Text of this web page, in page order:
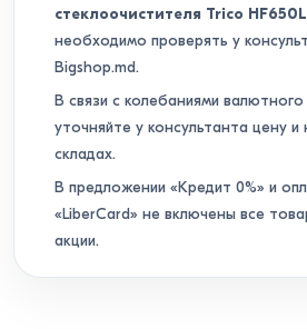
стеклоочистителя Trico HF650L
необходимо проверять у
Bigshop.md.
В связи с колебаниями
уточняйте у консультанта цену и
складах.
В предложении «Кредит 0%» и
«LiberCard» не включены все
акции.